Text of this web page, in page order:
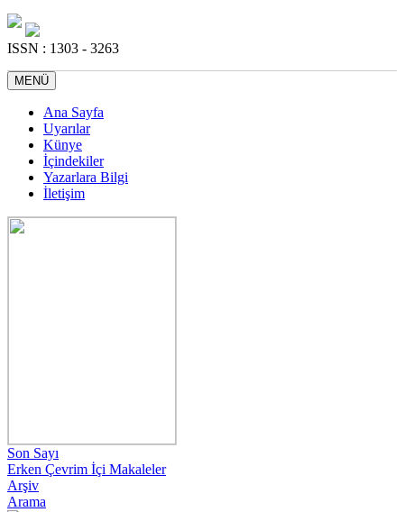
ISSN : 1303 - 3263
MENÜ
Ana Sayfa
Uyarılar
Künye
İçindekiler
Yazarlara Bilgi
İletişim
Son Sayı
Erken Çevrim İçi Makaleler
Arşiv
Arama